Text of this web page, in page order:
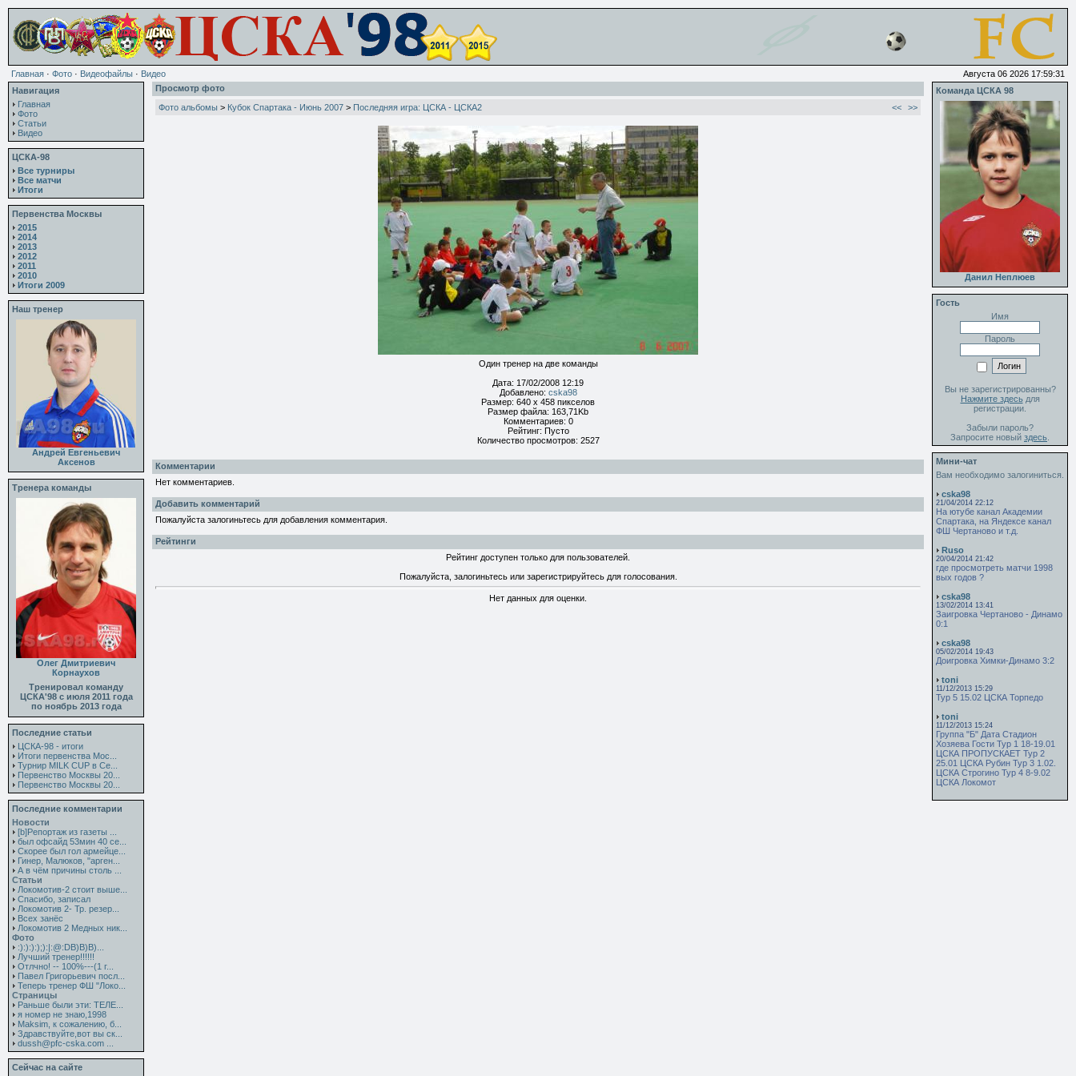
Главная · Фото · Видеофайлы · Видео
Августа 06 2026 17:59:31
Навигация
Главная
Фото
Статьи
Видео
ЦСКА-98
Все турниры
Все матчи
Итоги
Первенства Москвы
2015
2014
2013
2012
2011
2010
Итоги 2009
Наш тренер
Андрей Евгеньевич
Аксенов
Тренера команды
Олег Дмитриевич
Корнаухов
Тренировал команду
ЦСКА'98 с июля 2011 года
по ноябрь 2013 года
Последние статьи
ЦСКА-98 - итоги
Итоги первенства Мос...
Турнир MILK CUP в Се...
Первенство Москвы 20...
Первенство Москвы 20...
Последние комментарии
Новости
[b]Репортаж из газеты ...
был офсайд 53мин 40 се...
Скорее был гол армейце...
Гинер, Малюков, "арген...
А в чём причины столь ...
Статьи
Локомотив-2 стоит выше...
Спасибо, записал
Локомотив 2- Тр. резер...
Всех занёс
Локомотив 2 Медных ник...
Фото
:):):):);):|:@:DB)B)B)...
Лучший тренер!!!!!!
Отлчно! -- 100%---(1 г...
Павел Григорьевич посл...
Теперь тренер ФШ "Локо...
Страницы
Раньше были эти: ТЕЛЕ...
я номер не знаю,1998
Maksim, к сожалению, б...
Здравствуйте,вот вы ск...
dussh@pfc-cska.com ...
Сейчас на сайте
Просмотр фото
Фото альбомы > Кубок Спартака - Июнь 2007 > Последняя игра: ЦСКА - ЦСКА2 << >>
Один тренер на две команды
Дата: 17/02/2008 12:19
Добавлено: cska98
Размер: 640 x 458 пикселов
Размер файла: 163,71Kb
Комментариев: 0
Рейтинг: Пусто
Количество просмотров: 2527
Комментарии
Нет комментариев.
Добавить комментарий
Пожалуйста залогиньтесь для добавления комментария.
Рейтинги
Рейтинг доступен только для пользователей.
Пожалуйста, залогиньтесь или зарегистрируйтесь для голосования.
Нет данных для оценки.
Команда ЦСКА 98
Данил Неплюев
Гость
Имя
Пароль
Вы не зарегистрированны?
Нажмите здесьдля
регистрации.
Забыли пароль?
Запросите новый здесь
Мини-чат
Вам необходимо залогиниться.
cska98
21/04/2014 22:12
На ютубе канал Академии
Спартака, на Яндексе канал
ФШ Чертаново и т.д.
Ruso
20/04/2014 21:42
где просмотреть матчи 1998
вых годов ?
cska98
13/02/2014 13:41
Заигровка Чертаново - Динамо
0:1
cska98
05/02/2014 19:43
Доигровка Химки-Динамо 3:2
toni
11/12/2013 15:29
Тур 5 15.02 ЦСКА Торпедо
toni
11/12/2013 15:24
Группа "Б" Дата Стадион
Хозяева Гости Тур 1 18-19.01
ЦСКА ПРОПУСКАЕТ Тур 2
25.01 ЦСКА Рубин Тур 3 1.02.
ЦСКА Строгино Тур 4 8-9.02
ЦСКА Локомот